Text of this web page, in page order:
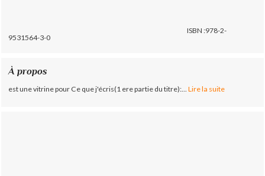
ISBN :978-2-
9531564-3-0
À propos
est une vitrine pour Ce que j'écris(1 ere partie du titre):... Lire la suite